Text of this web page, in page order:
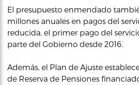
El presupuesto enmendado
millones anuales en pagos del
reducida, el primer pago del
parte del Gobierno desde 2016.
Además, el Plan de Ajuste
de Reserva de Pensiones